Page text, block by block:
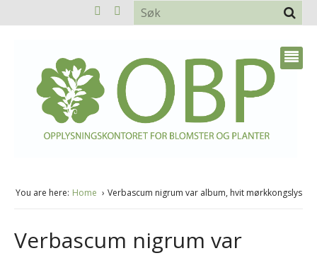
You are here: Home Verbascum nigrum var album, hvit mørkkongslys
Verbascum nigrum var